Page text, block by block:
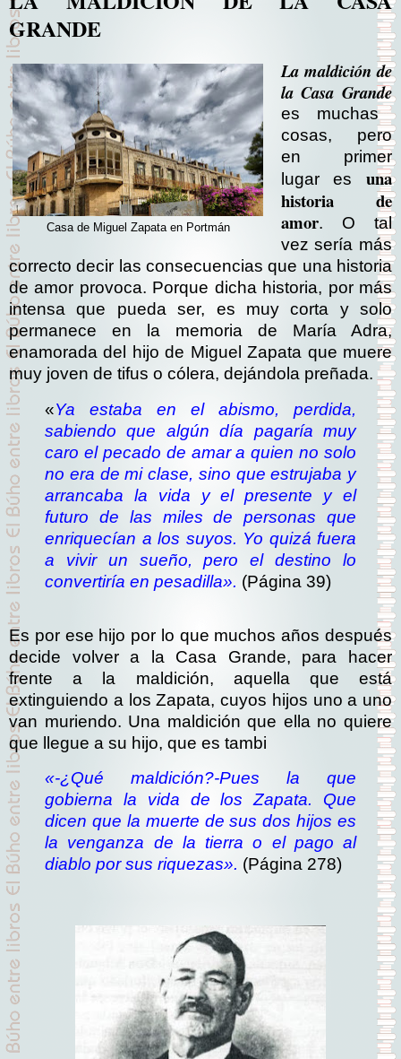
GRANDE
Casa de Miguel Zapata en Portmán
La maldición de
la Casa Grande
es muchas
cosas, pero
en primer
lugar es una
historia de
amor. O tal
vez sería más
correcto decir las consecuencias que una historia
de amor provoca. Porque dicha historia, por más
intensa que pueda ser, es muy corta y solo
permanece en la memoria de María Adra,
enamorada del hijo de Miguel Zapata que muere
muy joven de tifus o cólera, dejándola preñada.
«Ya estaba en el abismo, perdida,
sabiendo que algún día pagaría muy
caro el pecado de amar a quien no solo
no era de mi clase, sino que estrujaba y
arrancaba la vida y el presente y el
futuro de las miles de personas que
enriquecían a los suyos. Yo quizá fuera
a vivir un sueño, pero el destino lo
convertiría en pesadilla». (Página 39)
Es por ese hijo por lo que muchos años después
decide volver a la Casa Grande, para hacer
frente a la maldición, aquella que está
extinguiendo a los Zapata, cuyos hijos uno a uno
van muriendo. Una maldición que ella no quiere
que llegue a su hijo, que es tambi
«-¿Qué maldición?-Pues la que
gobierna la vida de los Zapata. Que
dicen que la muerte de sus dos hijos es
la venganza de la tierra o el pago al
diablo por sus riquezas». (Página 278)